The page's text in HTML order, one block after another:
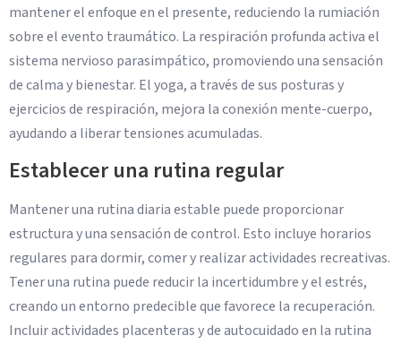
mantener el enfoque en el presente, reduciendo la rumiación
sobre el evento traumático. La respiración profunda activa el
sistema nervioso parasimpático, promoviendo una sensación
de calma y bienestar. El yoga, a través de sus posturas y
ejercicios de respiración, mejora la conexión mente-cuerpo,
ayudando a liberar tensiones acumuladas.
Establecer una rutina regular
Mantener una rutina diaria estable puede proporcionar
estructura y una sensación de control. Esto incluye horarios
regulares para dormir, comer y realizar actividades recreativas.
Tener una rutina puede reducir la incertidumbre y el estrés,
creando un entorno predecible que favorece la recuperación.
Incluir actividades placenteras y de autocuidado en la rutina